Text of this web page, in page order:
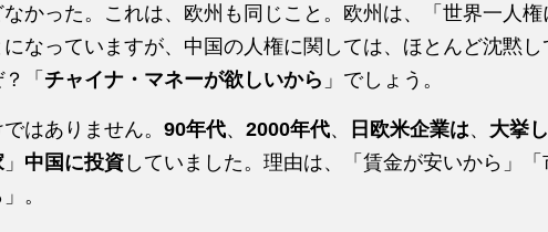
かった。これは、欧州も同じこと。欧州は、「世界一人権
なっていますが、中国の人権に関しては、ほとんど沈黙し
「 チャイナ・マネーが欲しいから 」でしょう。
はありません。 90年代、 2000年代、 日欧米企業は、 大挙
」 中国に投資 していました。理由は、「賃金が安いから」「
。